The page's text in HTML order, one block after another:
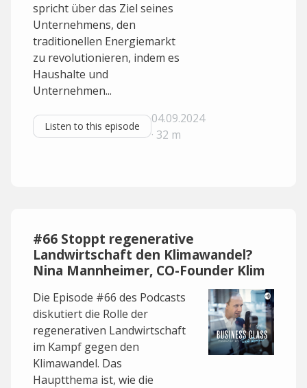
spricht über das Ziel seines
Unternehmens, den
traditionellen Energiemarkt
zu revolutionieren, indem es
Haushalte und
Unternehmen...
Listen to this episode
04.09.2024
· 32 m
#66 Stoppt regenerative
Landwirtschaft den Klimawandel?
Nina Mannheimer, CO-Founder Klim
Die Episode #66 des Podcasts
diskutiert die Rolle der
regenerativen Landwirtschaft
im Kampf gegen den
Klimawandel. Das
Hauptthema ist, wie die